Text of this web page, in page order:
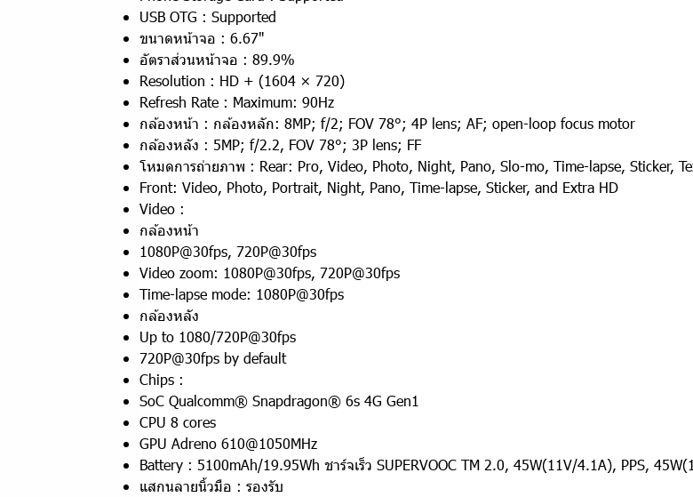
USB OTG : Supported
ขนาดหน้าจอ : 6.67"
อัตราส่วนหน้าจอ : 89.9%
Resolution : HD + (1604 × 720)
Refresh Rate : Maximum: 90Hz
กล้องหน้า : กล้องหลัก: 8MP; f/2; FOV 78°; 4P lens; AF; open-loop focus motor
กล้องหลัง : 5MP; f/2.2, FOV 78°; 3P lens; FF
โหมดการถ่ายภาพ : Rear: Pro, Video, Photo, Night, Pano, Slo-mo, Time-lapse, Sticker,
Front: Video, Photo, Portrait, Night, Pano, Time-lapse, Sticker, and Extra HD
Video :
กล้องหน้า
1080P@30fps, 720P@30fps
Video zoom: 1080P@30fps, 720P@30fps
Time-lapse mode: 1080P@30fps
กล้องหลัง
Up to 1080/720P@30fps
720P@30fps by default
Chips :
SoC Qualcomm® Snapdragon® 6s 4G Gen1
CPU 8 cores
GPU Adreno 610@1050MHz
Battery : 5100mAh/19.95Wh ชาร์จเร็ว SUPERVOOC TM 2.0, 45W(11V/4.1A), PPS,
แสกนลายนิ้วมือ : รองรับ